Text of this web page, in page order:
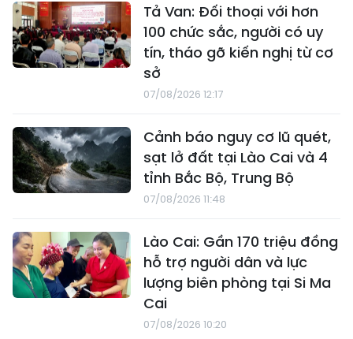
Tả Van: Đối thoại với hơn
100 chức sắc, người có uy
tín, tháo gỡ kiến nghị từ cơ
sở
07/08/2026 12:17
Cảnh báo nguy cơ lũ quét,
sạt lở đất tại Lào Cai và 4
tỉnh Bắc Bộ, Trung Bộ
07/08/2026 11:48
Lào Cai: Gần 170 triệu đồng
hỗ trợ người dân và lực
lượng biên phòng tại Si Ma
Cai
07/08/2026 10:20